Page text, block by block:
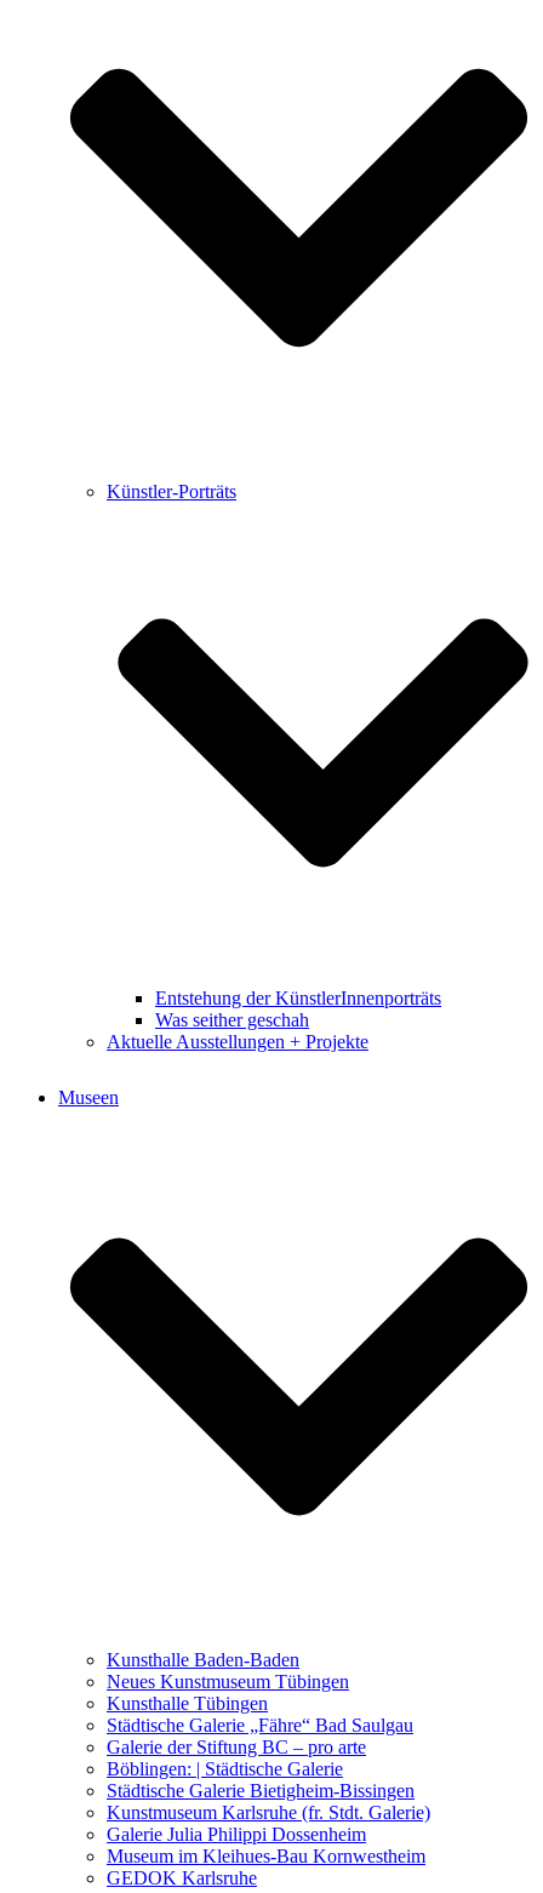
Künstler-Porträts
Entstehung der KünstlerInnenporträts
Was seither geschah
Aktuelle Ausstellungen + Projekte
Was seither geschah
Kunstwettbewerbe, Ausschreibungen für Künstler
Museen
Kunsthalle Baden-Baden
Neues Kunstmuseum Tübingen
Kunsthalle Tübingen
Städtische Galerie „Fähre“ Bad Saulgau
Galerie der Stiftung BC – pro arte
Böblingen: | Städtische Galerie
Städtische Galerie Bietigheim-Bissingen
Kunstmuseum Karlsruhe (fr. Stdt. Galerie)
Galerie Julia Philippi Dossenheim
Museum im Kleihues-Bau Kornwestheim
GEDOK Karlsruhe